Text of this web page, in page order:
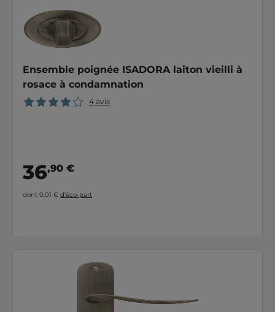
Ensemble poignée ISADORA laiton vieilli à
rosace à condamnation
4 avis
36,90 €
dont 0,01 € d’éco-part